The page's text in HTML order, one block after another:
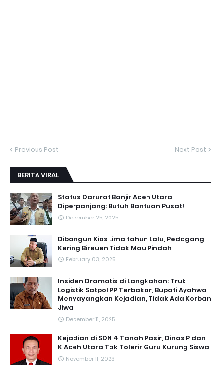
Previous Post Next Post
BERITA VIRAL
Status Darurat Banjir Aceh Utara
Diperpanjang: Butuh Bantuan Pusat!
December 25, 2025
Dibangun Kios Lima tahun Lalu, Pedagang
Kering Bireuen Tidak Mau Pindah
February 03, 2025
Insiden Dramatis di Langkahan: Truk
Logistik Satpol PP Terbakar, Bupati Ayahwa
Menyayangkan Kejadian, Tidak Ada Korban
Jiwa
December 11, 2025
Kejadian di SDN 4 Tanah Pasir, Dinas P dan
K Aceh Utara Tak Tolerir Guru Kurung Siswa
November 11, 2023